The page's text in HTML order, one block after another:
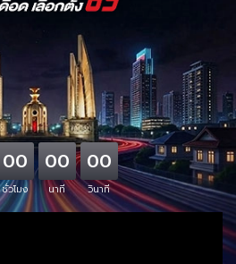
00
ชั่วโมง
00
นาที
00
วินาที
ดีเบตใหญ่โค้งสุด